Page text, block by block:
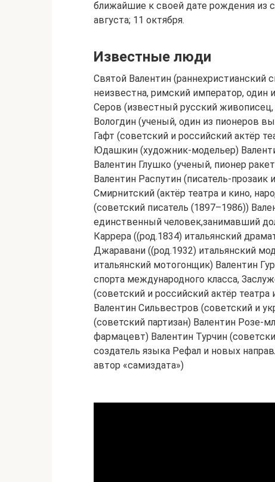
ближайшие к своей дате рождения из
августа; 11 октября.
Известные люди
Святой Валентин (раннехристианский
неизвестна, римский император, один
Серов (известный русский
Вологдин (ученый, один из пионеров
Гафт (советский и российский актёр
Юдашкин (художник-модельер)
Валентин Глушко (ученый, пионер
Валентин Распутин (писатель-
Смирнитский (актёр театра и кино,
(советский писатель (1897–1986))
единственный человек,занимавший
Каррера ((род.1834) итальянский
Джаравани ((pод.1932) итальянский
итальянский мотогонщик) Валентин
спорта международного класса,
(советский и российский актёр
Валентин Сильвестров (советский и
(советский партизан) Валентин
фармацевт) Валентин Турчин
создатель языка Рефал и новых
автор «самиздата»)